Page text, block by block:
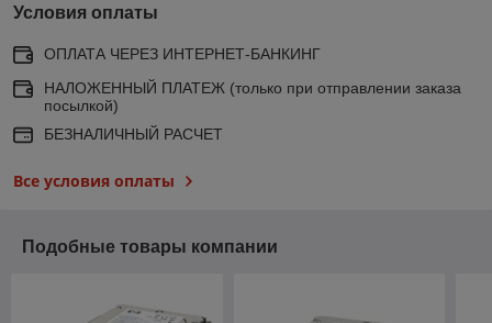
Условия оплаты
ОПЛАТА ЧЕРЕЗ ИНТЕРНЕТ-БАНКИНГ
НАЛОЖЕННЫЙ ПЛАТЕЖ (только при отправлении заказа
посылкой)
БЕЗНАЛИЧНЫЙ РАСЧЕТ
Все условия оплаты
Подобные товары компании